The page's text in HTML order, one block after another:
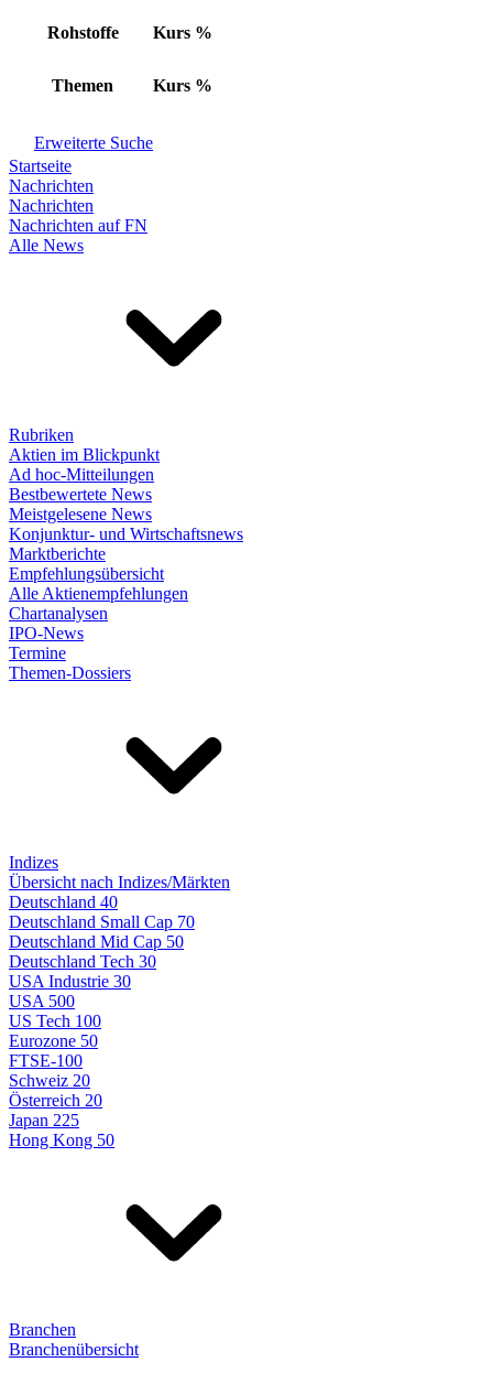
Rohstoffe Kurs %
Themen Kurs %
Erweiterte Suche
Startseite
Nachrichten
Nachrichten
Nachrichten auf FN
Alle News
Rubriken
Aktien im Blickpunkt
Ad hoc-Mitteilungen
Bestbewertete News
Meistgelesene News
Konjunktur- und Wirtschaftsnews
Marktberichte
Empfehlungsübersicht
Alle Aktienempfehlungen
Chartanalysen
IPO-News
Termine
Themen-Dossiers
Indizes
Übersicht nach Indizes/Märkten
Deutschland 40
Deutschland Small Cap 70
Deutschland Mid Cap 50
Deutschland Tech 30
USA Industrie 30
USA 500
US Tech 100
Eurozone 50
FTSE-100
Schweiz 20
Österreich 20
Japan 225
Hong Kong 50
Branchen
Branchenübersicht